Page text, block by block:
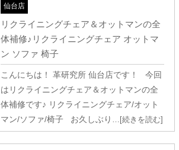
仙台店
リクライニングチェア＆オットマンの全
体補修♪リクライニングチェア オットマ
ン ソファ 椅子
こんにちは！ 革研究所 仙台店です！ 今回
はリクライニングチェア＆オットマンの全
体補修です♪ リクライニングチェア/オット
マン/ソファ/椅子 お久しぶり …[続きを読む]